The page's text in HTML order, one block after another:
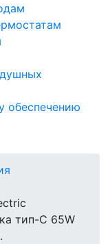
обеспечению
тип-C 65W